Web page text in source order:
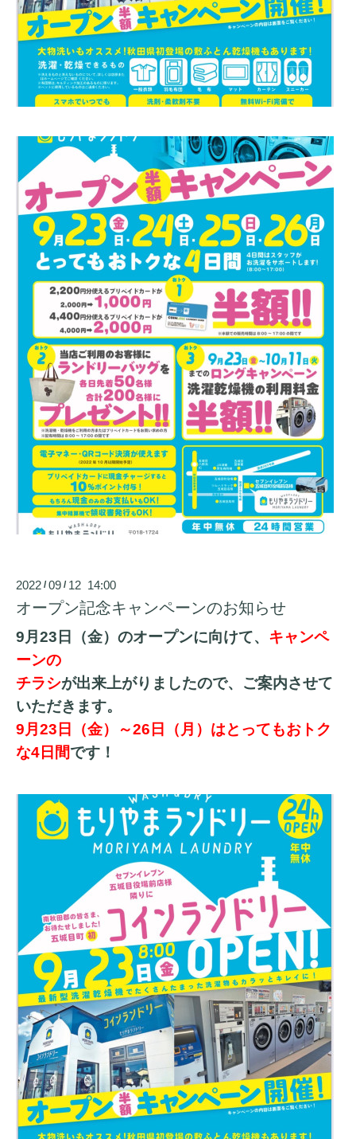
2022 /09 / 12 14:00
オープン記念キャンペーンのお知らせ
9月23日（金）のオープンに向けて、 キャンペ
ーンの
チラシが出来上がりましたので、ご案内させて
いただきます。
9月23日（金）～26日（月）はとってもおトク
な4日間です！